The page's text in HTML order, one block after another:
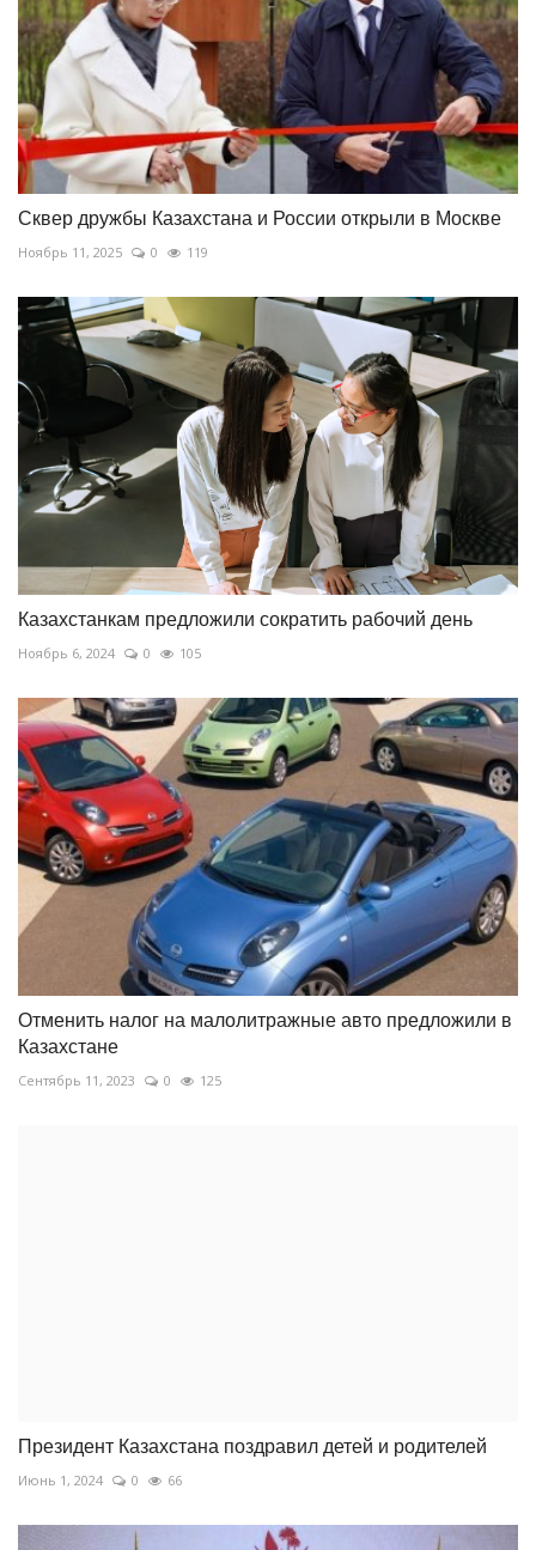
Сквер дружбы Казахстана и России открыли в Москве
Ноябрь 11, 2025 0 119
Казахстанкам предложили сократить рабочий день
Ноябрь 6, 2024 0 105
Отменить налог на малолитражные авто предложили в
Казахстане
Сентябрь 11, 2023 0 125
Президент Казахстана поздравил детей и родителей
Июнь 1, 2024 0 66